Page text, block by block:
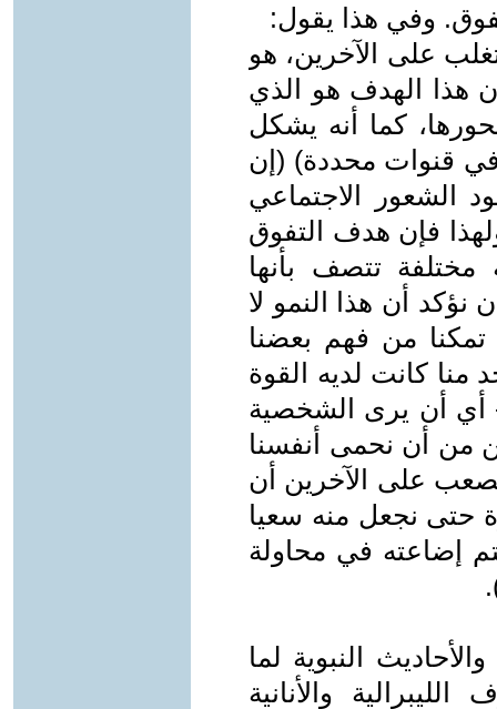
وفي هذا يقول:
على الآخرين، هو
هذا الهدف هو الذي
كما أنه يشكل
قنوات محددة) (إن
الاجتماعي
فإن هدف التفوق
تتصف بأنها
نؤكد أن هذا النمو لا
من فهم بعضنا
كانت لديه القوة
- أي أن يرى الشخصية
من أن نحمی أنفسنا
على الآخرين أن
حتى نجعل منه سعيا
إضاعته في محاولة
النبوية لما
والأنانية